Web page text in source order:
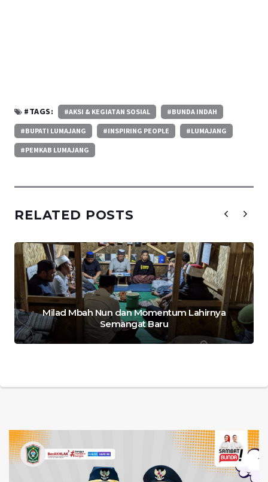
#TAGS: #AKSI & KEGIATAN SOSIAL #BUNDA INDAH
#BUPATI LUMAJANG #INSPIRING PEOPLE #LUMAJANG
#PEMKAB LUMAJANG
RELATED POSTS
Milad Mbah Nun dan Momentum Lahirnya
Semangat Baru